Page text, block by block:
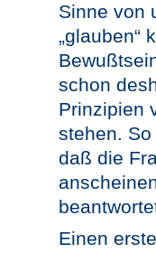
Sinne von
„glauben“
schon
Prinzipien
stehen.
daß die
Einen